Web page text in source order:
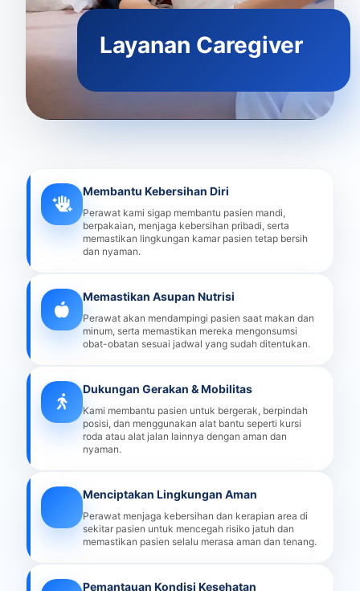
Layanan Caregiver
Membantu Kebersihan Diri
Perawat kami sigap membantu pasien mandi,
berpakaian, menjaga kebersihan pribadi, serta
memastikan lingkungan kamar pasien tetap bersih
dan nyaman.
Memastikan Asupan Nutrisi
Perawat akan mendampingi pasien saat makan dan
minum, serta memastikan mereka mengonsumsi
obat-obatan sesuai jadwal yang sudah ditentukan.
Dukungan Gerakan & Mobilitas
Kami membantu pasien untuk bergerak, berpindah
posisi, dan menggunakan alat bantu seperti kursi
roda atau alat jalan lainnya dengan aman dan
nyaman.
Menciptakan Lingkungan Aman
Perawat menjaga kebersihan dan kerapian area di
sekitar pasien untuk mencegah risiko jatuh dan
memastikan pasien selalu merasa aman dan tenang.
Pemantauan Kondisi Kesehatan